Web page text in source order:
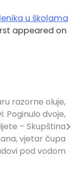
u školama
appeared on
razorne oluje,
Poginulo dvoje,
– Skupština
vjetar čupa
pod vodom